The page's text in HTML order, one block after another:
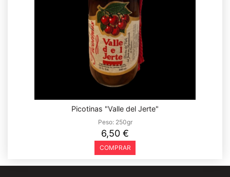
Picotinas "Valle del Jerte"
Peso: 250gr
6,50 €
COMPRAR